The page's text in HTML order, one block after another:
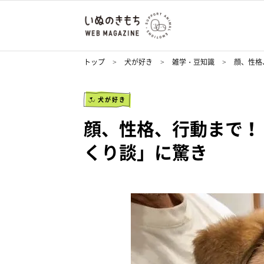
トップ 犬が好き 雑学・豆知識 顔、性
犬が好き
顔、性格、行動まで
くり談」に驚き